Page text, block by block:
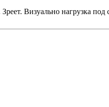
Визуально нагрузка